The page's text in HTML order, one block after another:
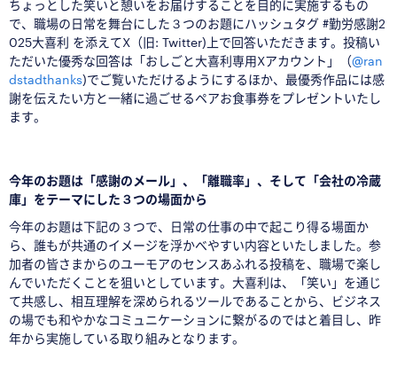
ちょっとした笑いと憩いをお届けすることを目的に実施するもの
で、職場の日常を舞台にした３つのお題にハッシュタグ #勤労感謝2
025大喜利 を添えてX（旧: Twitter)上で回答いただきます。投稿い
ただいた優秀な回答は「おしごと大喜利専用Xアカウント」（@ran
dstadthanks)でご覧いただけるようにするほか、最優秀作品には感
謝を伝えたい方と一緒に過ごせるペアお食事券をプレゼントいたし
ます。
今年のお題は「感謝のメール」、「離職率」、そして「会社の冷蔵
庫」をテーマにした３つの場面から
今年のお題は下記の３つで、日常の仕事の中で起こり得る場面か
ら、誰もが共通のイメージを浮かべやすい内容といたしました。参
加者の皆さまからのユーモアのセンスあふれる投稿を、職場で楽し
んでいただくことを狙いとしています。大喜利は、「笑い」を通じ
て共感し、相互理解を深められるツールであることから、ビジネス
の場でも和やかなコミュニケーションに繋がるのではと着目し、昨
年から実施している取り組みとなります。